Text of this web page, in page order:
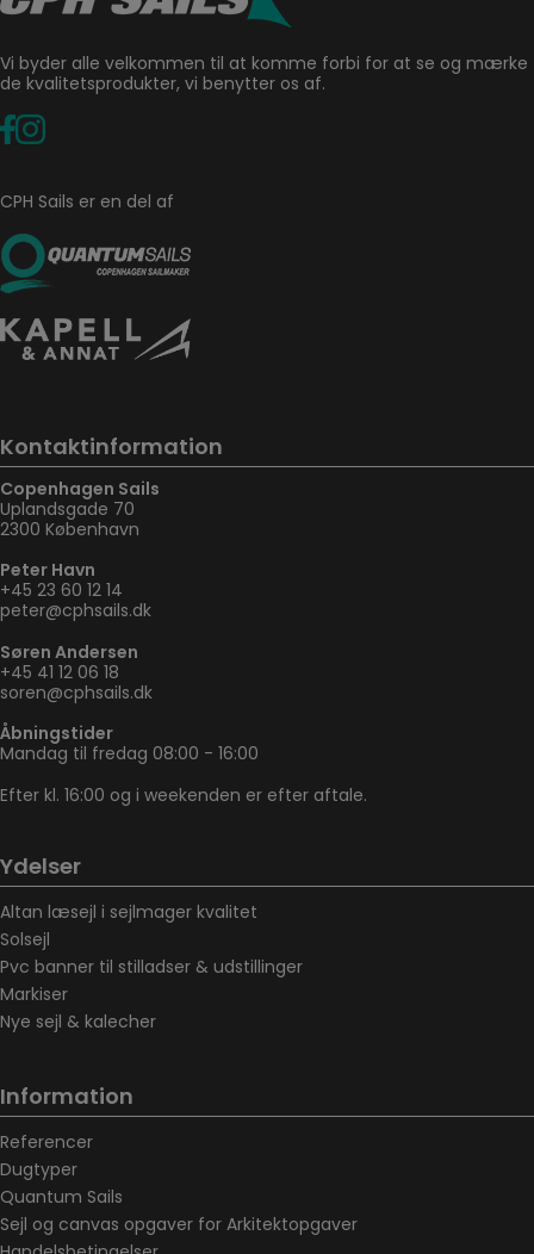
Vi byder alle velkommen til at komme forbi for at se og mærke
de kvalitetsprodukter, vi benytter os af.
CPH Sails er en del af
Kontaktinformation
Copenhagen Sails
Uplandsgade 70
2300 København
Peter Havn
+45 23 60 12 14
peter@cphsails.dk
Søren Andersen
+45 41 12 06 18
soren@cphsails.dk
Åbningstider
Mandag til fredag 08:00 - 16:00
Efter kl. 16:00 og i weekenden er efter aftale.
Ydelser
Altan læsejl i sejlmager kvalitet
Solsejl
Pvc banner til stilladser & udstillinger
Markiser
Nye sejl & kalecher
Information
Referencer
Dugtyper
Quantum Sails
Sejl og canvas opgaver for Arkitektopgaver